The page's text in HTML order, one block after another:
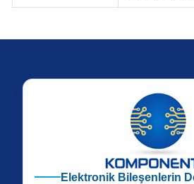
Elektronik Bileşenlerin